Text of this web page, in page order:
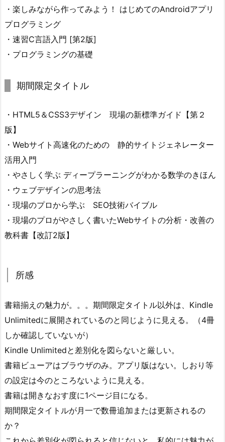
・楽しみながら作ってみよう！ はじめてのAndroidアプリ
プログラミング
・速習C言語入門 [第2版]
・プログラミングの基礎
期間限定タイトル
・HTML5＆CSS3デザイン 現場の新標準ガイド【第２
版】
・Webサイト高速化のための 静的サイトジェネレーター
活用入門
・やさしく学ぶ ディープラーニングがわかる数学のきほん
・ウェブデザインの思考法
・現場のプロから学ぶ SEO技術バイブル
・現場のプロがやさしく書いたWebサイトの分析・改善の
教科書【改訂2版】
所感
書籍揃えの魅力が。。。期間限定タイトル以外は、Kindle
Unlimitedに展開されているのと同じように見える。（4冊
しか確認していないが）
Kindle Unlimitedと差別化を図らないと厳しい。
書籍ビューアはブラウザのみ。アプリ版はない。しおり等
の設定は今のところないように見える。
書籍は開きなおす度に1ページ目になる。
期間限定タイトルが月一で数冊追加または更新されるの
か？